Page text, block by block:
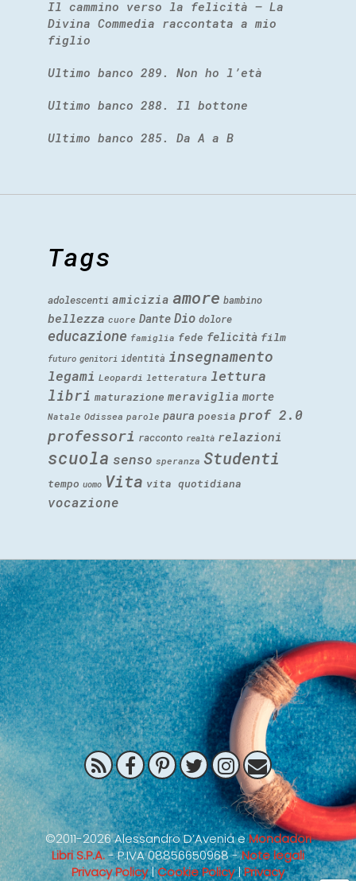
Il cammino verso la felicità – La
Divina Commedia raccontata a mio
figlio
Ultimo banco 289. Non ho l’età
Ultimo banco 288. Il bottone
Ultimo banco 285. Da A a B
Tags
adolescenti amicizia amore bambino
bellezza cuore Dante Dio dolore
educazione famiglia fede felicità film
futuro genitori identità insegnamento
legami Leopardi letteratura lettura
libri maturazione meraviglia morte
Natale Odissea parole paura poesia prof 2.0
professori racconto realtà relazioni
scuola senso speranza Studenti
tempo uomo Vita vita quotidiana
vocazione
©2011-2026 Alessandro D’Avenia eMondadori
Libri S.P.A.- P.IVA 08856650968 -Note legali
Privacy Policy|Cookie Policy|Privacy